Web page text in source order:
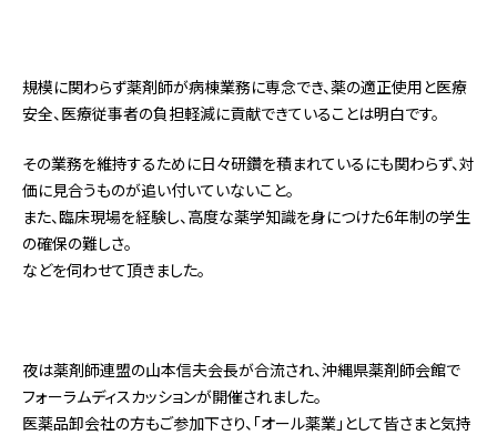
規模に関わらず薬剤師が病棟業務に専念でき、薬の適正使用と医療
安全、医療従事者の負担軽減に貢献できていることは明白です。
その業務を維持するために日々研鑽を積まれているにも関わらず、対
価に見合うものが追い付いていないこと。
また、臨床現場を経験し、高度な薬学知識を身につけた6年制の学生
の確保の難しさ。
などを伺わせて頂きました。
夜は薬剤師連盟の山本信夫会長が合流され、沖縄県薬剤師会館で
フォーラムディスカッションが開催されました。
医薬品卸会社の方もご参加下さり、「オール薬業」として皆さまと気持